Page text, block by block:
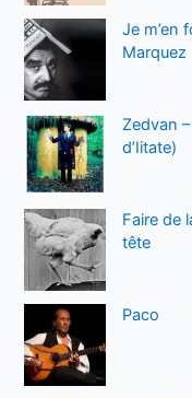
Je m’en
Marquez
Zedvan
d’Iitate)
Faire de
tête
Paco